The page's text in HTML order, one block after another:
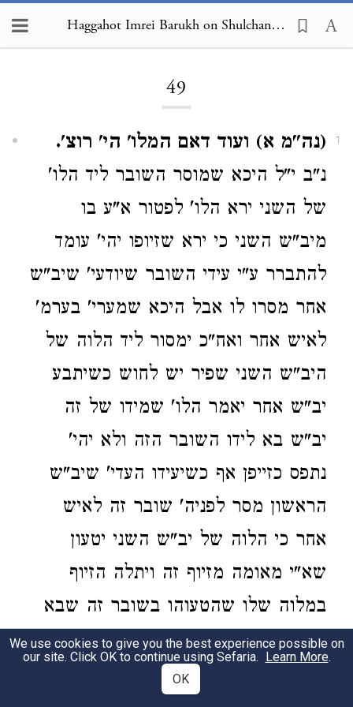
Haggahot Imrei Barukh on Shulchan Arukh, Choshen Mishpat 49
49
1
(נה"מ א) ועוד דאם המלו' הי' רוצ'.
נ"ב י"ל היכא שמוסר השובר ליד הלו'
של השני ירא הלו' לפטור א"ע בו
מיב"ש השני כי ירא שזיופו יהי' עומד
להתברר ע"י עידי השובר שיודעי' שיב"ש
אחר מסרו לו אבל היכא שמערי' בערמ'
לאיש אחר ואח"כ ימסור ליד הלוה של
היב"ש השני שפיר יש לחוש כשיתבע
יב"ש אחר יאמר הלו' שמידו של זה
יב"ש בא לידו השובר הזה ולא יהי'
נתפס כזייפן אף כשיעידו העדי' שיב"ש
הראשון מסר לפניה' שובר זה לאיש
אחר כי הלוה של יב"ש השני יטעון
שא"י מאומה מזיוף זה ויתלה הזיוף
במלוה שלו שהטעוהו בשובר זה שבא
לידו מיב"ש הראשון והי' זה לקנוניא בין
יב"ש המלוה שלו בין יב"ש הראשון כדי
We use cookies to give you the best experience possible on
our site. Click OK to continue using Sefaria. Learn More.
OK